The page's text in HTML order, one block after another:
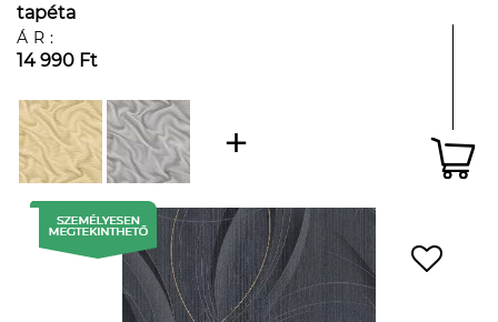
tapéta
ÁR:
14 990 Ft